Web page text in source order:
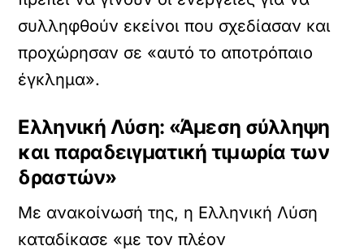
συλληφθούν εκείνοι που σχεδίασαν και
προχώρησαν σε «αυτό το αποτρόπαιο
έγκλημα».
Ελληνική Λύση: «Άμεση σύλληψη
και παραδειγματική τιμωρία των
δραστών»
Με ανακοίνωσή της, η Ελληνική Λύση
καταδίκασε «με τον πλέον